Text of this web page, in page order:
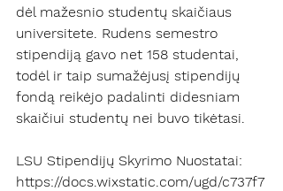
dėl mažesnio studentų skaičiaus
universitete. Rudens semestro
stipendiją gavo net 158 studentai,
todėl ir taip sumažėjusį stipendijų
fondą reikėjo padalinti didesniam
skaičiui studentų nei buvo tikėtasi.
LSU Stipendijų Skyrimo Nuostatai:
https://docs.wixstatic.com/ugd/c737f7